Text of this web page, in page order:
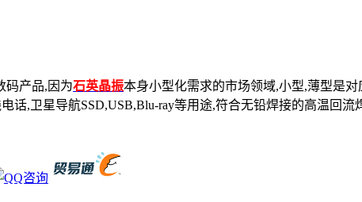
码产品,因为石英晶振本身小型化需求的市场领域,小型,薄型是
,卫星导航SSD,USB,Blu-ray等用途,符合无铅焊接的高温回流